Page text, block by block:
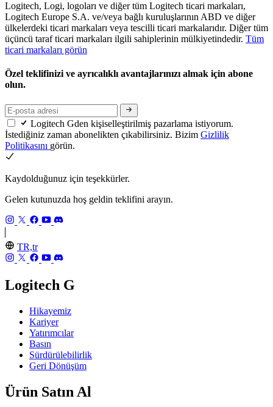
Logitech, Logi, logoları ve diğer tüm Logitech ticari markaları,
Logitech Europe S.A. ve/veya bağlı kuruluşlarının ABD ve diğer
ülkelerdeki ticari markaları veya tescilli ticari markalarıdır. Diğer tüm
üçüncü taraf ticari markaları ilgili sahiplerinin mülkiyetindedir. Tüm
ticari markaları görün
Özel teklifinizi ve ayrıcalıklı avantajlarınızı almak için abone
olun.
Logitech Gden kişiselleştirilmiş pazarlama istiyorum.
İstediğiniz zaman abonelikten çıkabilirsiniz. Bizim Gizlilik
Politikasını görün.
Kaydolduğunuz için teşekkürler.
Gelen kutunuzda hoş geldin teklifini arayın.
TR,tr
Logitech G
Hikayemiz
Kariyer
Yatırımcılar
Basın
Sürdürülebilirlik
Geri Dönüşüm
Ürün Satın Al